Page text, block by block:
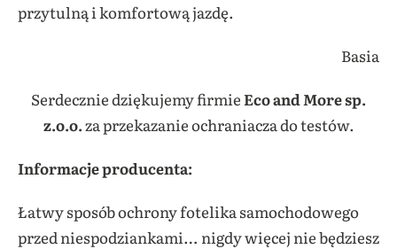
przytulną i komfortową jazdę.
Basia
Serdecznie dziękujemy firmieEco and More sp.
z.o.o.za przekazanie ochraniacza do testów.
Informacje producenta:
Łatwy sposób ochrony fotelika samochodowego
przed niespodziankami… nigdy więcej nie będziesz